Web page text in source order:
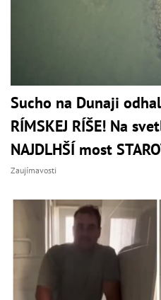
Sucho na Dunaji
RÍMSKEJ RÍŠE! Na
NAJDLHŠÍ most
Zaujímavosti